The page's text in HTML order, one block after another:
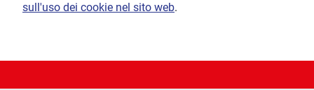
sull'uso dei cookie nel sito web.